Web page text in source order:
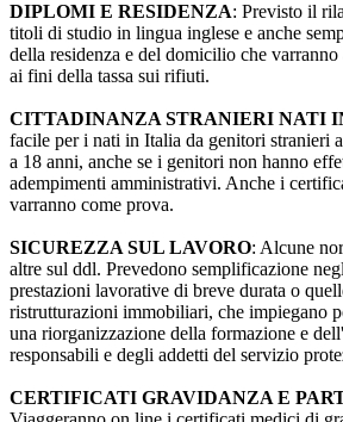
DIPLOMI E RESIDENZA: Previsto il
titoli di studio in lingua inglese e anche
della residenza e del domicilio che varranno
ai fini della tassa sui rifiuti.
CITTADINANZA STRANIERI NATI
facile per i nati in Italia da genitori stranieri
a 18 anni, anche se i genitori non hanno
adempimenti amministrativi. Anche i
varranno come prova.
SICUREZZA SUL LAVORO: Alcune
altre sul ddl. Prevedono semplificazione
prestazioni lavorative di breve durata o
ristrutturazioni immobiliari, che impiegano
una riorganizzazione della formazione e
responsabili e degli addetti del servizio
CERTIFICATI GRAVIDANZA E